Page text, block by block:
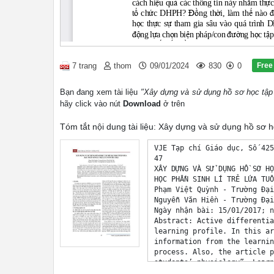
7 trang thom 09/01/2024 830 0 Free
Bạn đang xem tài liệu "Xây dựng và sử dụng hồ sơ học
hãy click vào nút Download ở trên
Tóm tắt nội dung tài liệu: Xây dựng và sử dụng hồ sơ
VJE Tạp chí Giáo dục, Số 425 (Kì 1 - 3/2018), tr 47-53 
47 
XÂY DỰNG VÀ SỬ DỤNG HỒ SƠ HỌC TẬP ĐỂ DẠY HỌC PHÂN HÓA 
HỌC PHẦN SINH LÍ TRẺ LỨA TUỔI TIỂU HỌC 
Phạm Việt Quỳnh - Trường Đại học Thủ đô Hà Nội 
Nguyễn Văn Hiền - Trường Đại học Sư phạm Hà Nội 
Ngày nhận bài: 15/01/2017; ngày sửa chữa: 27/01/2017; ngày duyệt đăng: 31/01/2017. 
Abstract: Active differentiated instruction will be more effective when teachers build and use 
learning profile. In this article, authors present a process of buiding learning profile and use the 
information from the learning profile to effectively organize the active differentiated instruction 
process. Also, the article provides an illustration in teaching the module “Elementary school 
students’ physiology”. Learning profiles are built and used well, which will become an essential 
tool for differentiated instruction process as well as assessment for the progress of learners. 
Keywords: Differentiated instruction, active differentiated instruction, learning profile, learning 
activity. 
1. Mở đầu 
Trong dạy học phân hóa (DHPH) vi mô, việc tìm hiểu 
người học là hoạt động cần thực hiện đầu tiên và rất quan 
trọng. Căn cứ vào đặc điểm của người học, đặc điểm nội 
dung - kiến thức, giáo viên có thể lựa chọn tiếp cận 
DHPH vi mô theo các hướng khác nhau: năng lực, phong 
cách học tập, trình độ nhận thức, đa trí tuệ, hứng thú học 
tập... Vấn đề đặt ra là, với rất nhiều thông tin về người 
học, làm thế nào để giáo viên có thể sắp xếp, sử dụng một 
cách hiệu quả các thông tin này nhằm thực hiện tốt việc 
tổ chức DHPH? Đồng thời, làm thế nào để giúp người 
học thực sự tham gia sâu vào quá trình DHPH, để chủ 
động lựa chọn biện pháp/con đường học tập phù hợp? Để 
giải quyết vấn đề này, nghiên cứu của chúng tôi tập trung 
đề xuất quy trình xây dựng và sử dụng hồ sơ học tập 
(HSHT) nhằm tổ chức tốt quá trình DHPH. 
2. Nội dung nghiên cứu 
2.1. Khái niệm và vai trò của hồ sơ học tập trong dạy 
học nói chung, dạy học phân hóa nói riêng 
Có nhiều nghiên cứu, quan niệm khác nhau về 
HSHT (hồ sơ học tập) và vai trò của nó trong dạy học 
nói chung và DHPH nói riêng. Theo Nguyễn Lăng 
Bình và cộng sự [1; tr 188], HSHT là tài liệu minh 
chứng cho sự tiến bộ của học sinh, trong đó học sinh 
được tự đánh giá về bản thân, nêu những điểm mạnh, 
điểm yếu, sở thích của mình, tự ghi lại kết quả học tập 
trong quá trình học, tự đánh giá đối chiếu với mục tiêu 
học tập đã đặt ra để nhận ra sự tiến bộ hoặc chưa tiến 
bộ, tìm nguyên nhân và biện pháp khắc phục trong thời 
gian tới... Để chứng minh cho sự tiến bộ hoặc chưa 
tiến bộ, học sinh tự lưu giữ những sản phẩm minh 
chứng cho kết quả đó cùng với những lời nhận xét của 
giáo viên và bạn học. Như vậy, HSHT như bằng chứng 
về những điều mà các em tiếp thu được, được sử dụng 
chủ yếu để đánh giá quá trình học tập [1]. HSHT được 
chia thành 4 loại cơ bản: (1) Hồ sơ tiến bộ gồm những 
bài tập, sản phẩm của người học thực hiện trong quá 
trình học và thông qua đó người dạy và người học 
đánh giá quá trình tiến bộ mà người học đạt được; 
(2) Hồ sơ quá trình là hồ sơ tự theo dõi quá trình học 
tập của người học, họ ghi lại những gì mình học được 
hoặc chưa học được về kiến thức, kĩ năng và thái độ 
của các môn học và xác định cách điều chỉnh cho phù 
hợp; (3) Hồ sơ mục tiêu là HSHT xây dựng mục tiêu 
học tập cho mình trên cơ sở tự đánh giá được năng lực 
của bản thân; (4) Hồ sơ thành tích giúp người học tự 
đánh giá các thành tích học tập nổi trội, tự khám phá 
những tiềm năng của bản thân [1; tr 188-190]. Đồng 
thời, giúp người học tự tin về bản thân, định hướng, 
xác định giải pháp phát triển tiềm năng của bản thân. 
Theo hướng nghiên cứu này, Nguyễn Nam Phương đã 
sử dụng HSHT là công cụ để đánh giá kết quả học tập 
môn Giáo dục học của SV đại học sư phạm theo tiếp 
cận quá trình [2]. Như vậy, các nghiên cứu này hướng 
đến sử dụng HSHT như là công cụ hiệu quả cho việc 
đánh giá kết quả học tập của người học. 
Trong DHPH vi mô, Tomlinson cho rằng HSHT 
(Learning Profile) là cách người học học [3; tr 18-21]. 
Nó có thể được định hình bởi trí thông minh, giới tính, 
văn hóa hoặc phong cách học tập. Đồng thời, tác giả cho 
rằng HSHT được sử dụng để DHPH theo chủ đề/nội 
dung học tập, phương pháp học tập, cách thể hiện trong 
lớp học. HSHT giúp giáo viên tìm hiểu nền tảng liên 
VJE Tạp chí Giáo dục, Số 425 (Kì 1 - 3/2018), tr 47-53 
48 
quan đến người học và cung cấp những hiểu biết sâu sắc 
về những nỗ lực, thế mạnh, mục đích mức độ sẵn sàng 
hiện tại của từng người học. Do đó, HSHT là một công 
cụ hữu ích khi DHPH [3; tr18-21]. 
Qua phân tích, tổng hợp các công trình nghiên cứu về 
HSHT cho thấy: để thực thi DHPH thì hồ sơ phải là công 
cụ kép vừa đảm bảo cho mục đích phân hóa người học 
về phong cách học tập, trình độ nhận thức, đa trí tuệ... 
đồng thời là công cụ để GV, SV đánh giá và tự đánh giá 
quá trình học tập của người học. Do đó, trong phạm vi 
nghiên cứu này chúng tôi đưa ra quan niệm: Hồ sơ học 
tập là tập hợp những thông tin về người học: thông tin về